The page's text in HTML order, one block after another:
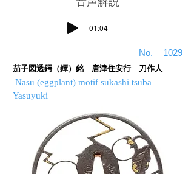
-01:04
​No. 1029
茄子図透鍔（鐔）銘 唐津住安行 刀作人
Nasu (eggplant) motif sukashi tsuba
Yasuyuki